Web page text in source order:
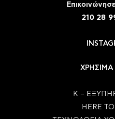
210 28
ΧΡΗΣΙΜΑ
Κ –
HERE